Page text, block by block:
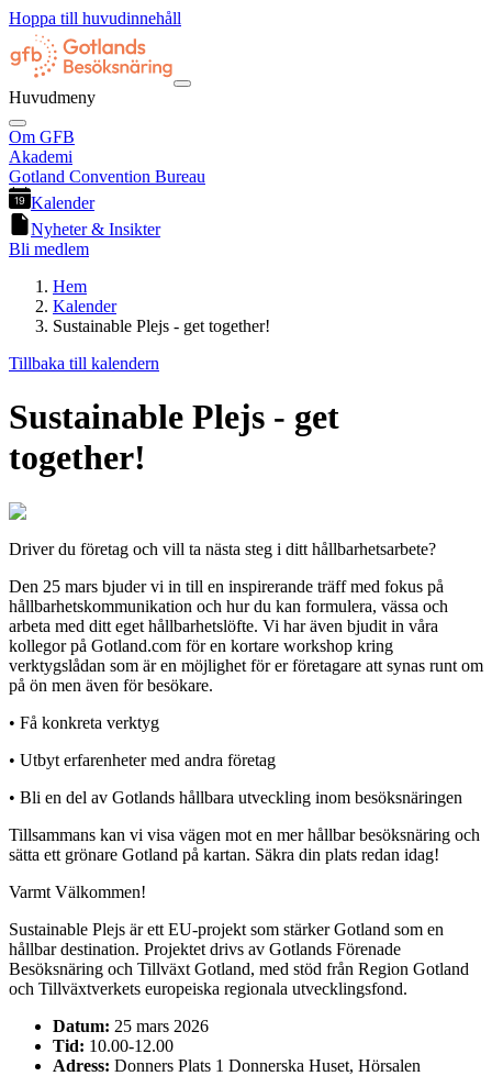
Hoppa till huvudinnehåll
Huvudmeny
Om GFB
Akademi
Gotland Convention Bureau
Kalender
Nyheter & Insikter
Bli medlem
Hem
Kalender
Sustainable Plejs - get together!
Tillbaka till kalendern
Sustainable Plejs - get
together!
Driver du företag och vill ta nästa steg i ditt hållbarhetsarbete?
Den 25 mars bjuder vi in till en inspirerande träff med fokus på
hållbarhetskommunikation och hur du kan formulera, vässa och
arbeta med ditt eget hållbarhetslöfte. Vi har även bjudit in våra
kollegor på Gotland.com för en kortare workshop kring
verktygslådan som är en möjlighet för er företagare att synas runt om
på ön men även för besökare.
• Få konkreta verktyg
• Utbyt erfarenheter med andra företag
• Bli en del av Gotlands hållbara utveckling inom besöksnäringen
Tillsammans kan vi visa vägen mot en mer hållbar besöksnäring och
sätta ett grönare Gotland på kartan. Säkra din plats redan idag!
Varmt Välkommen!
Sustainable Plejs är ett EU-projekt som stärker Gotland som en
hållbar destination. Projektet drivs av Gotlands Förenade
Besöksnäring och Tillväxt Gotland, med stöd från Region Gotland
och Tillväxtverkets europeiska regionala utvecklingsfond.
Datum: 25 mars 2026
Tid: 10.00-12.00
Adress: Donners Plats 1 Donnerska Huset, Hörsalen